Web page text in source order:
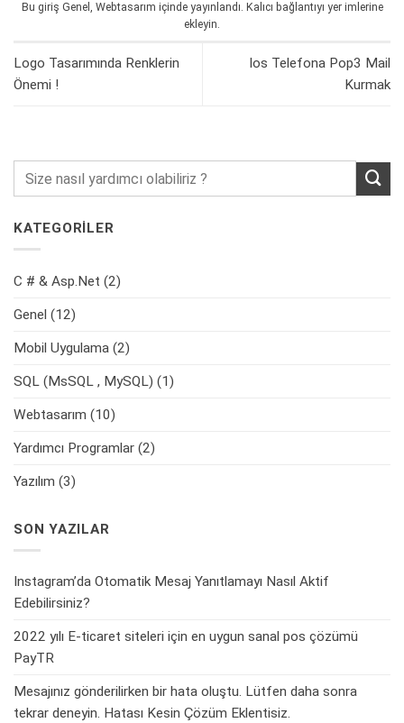
KATEGORİLER
C # & Asp.Net (2)
Genel (12)
Mobil Uygulama (2)
SQL (MsSQL , MySQL) (1)
Webtasarım (10)
Yardımcı Programlar (2)
Yazılım (3)
SON YAZILAR
Instagram’da Otomatik Mesaj Yanıtlamayı Nasıl Aktif
Edebilirsiniz?
2022 yılı E-ticaret siteleri için en uygun sanal pos çözümü
PayTR
Mesajınız gönderilirken bir hata oluştu. Lütfen daha sonra
tekrar deneyin. Hatası Kesin Çözüm Eklentisiz.
Bu giriş Genel , Webtasarım içinde yayınlandı. Kalıcı bağlantıyı yer imlerine
ekleyin.
Logo Tasarımında Renklerin
Önemi !
Ios Telefona Pop3 Mail
Kurmak